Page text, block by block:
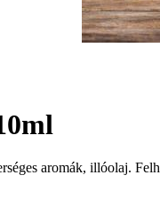
aromák, illóolaj.